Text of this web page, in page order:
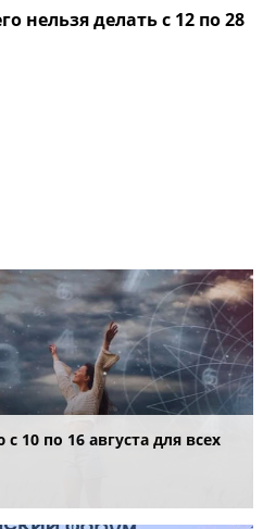
нельзя делать с 12 по 28
10 по 16 августа для всех